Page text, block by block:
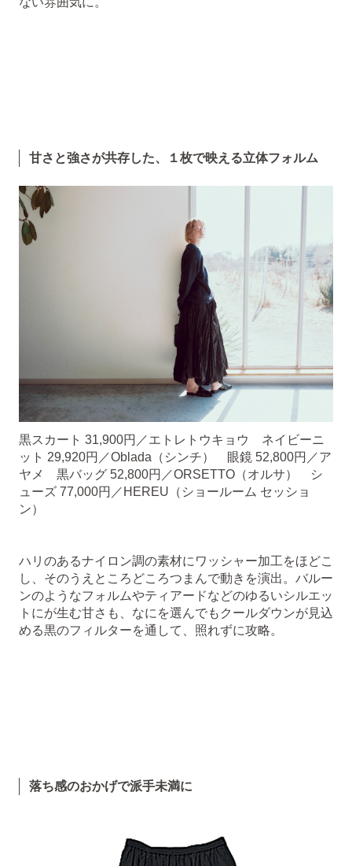
甘さと強さが共存した、１枚で映える立体フォルム
黒スカート 31,900円／エトレトウキョウ ネイビーニ
ット 29,920円／Oblada（シンチ） 眼鏡 52,800円／ア
ヤメ 黒バッグ 52,800円／ORSETTO（オルサ） シ
ューズ 77,000円／HEREU（ショールーム セッショ
ン）
ハリのあるナイロン調の素材にワッシャー加工をほどこ
し、そのうえところどころつまんで動きを演出。バルー
ンのようなフォルムやティアードなどのゆるいシルエッ
トにが生む甘さも、なにを選んでもクールダウンが見込
める黒のフィルターを通して、照れずに攻略。
落ち感のおかげで派手未満に